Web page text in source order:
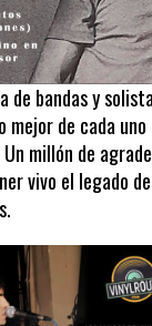
de bandas y
mejor de cada
millón de
vivo el legado